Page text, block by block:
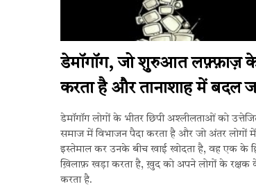
डेमॉगॉग, जो शुरुआत लफ़्फ़ाज़ के
करता है और तानाशाह में बदल
डेमॉगॉग लोगों के भीतर छिपी अश्लीलताओं को
समाज में विभाजन पैदा करता है और जो अंतर लोगों
इस्तेमाल कर उनके बीच खाई खोदता है, वह एक के
ख़िलाफ़ खड़ा करता है, ख़ुद को अपने लोगों के रक्षक
करता है.